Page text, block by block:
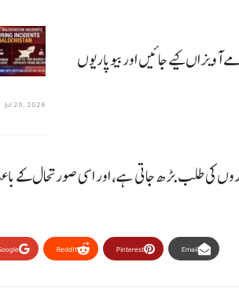
Jul 20, 2026
آویزاں کیے جائیں اور بیوپاریوں
کی طلب بڑھ جاتی ہے، اور اسی صورتحال کے
ReddIt Pinterest Email